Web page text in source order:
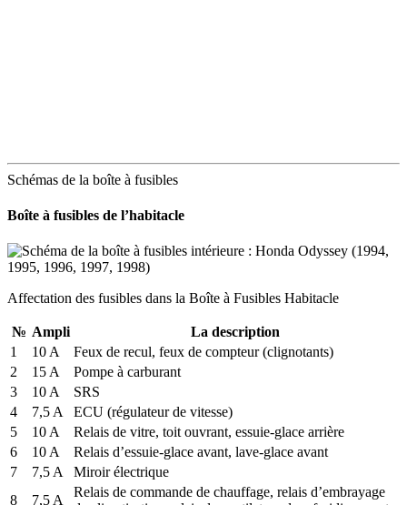
Schémas de la boîte à fusibles
Boîte à fusibles de l’habitacle
Affectation des fusibles dans la Boîte à Fusibles Habitacle
№ Ampli
La description
1
10 A
Feux de recul, feux de compteur (clignotants)
2
15 A
Pompe à carburant
3
10 A
SRS
4
7,5 A
ECU (régulateur de vitesse)
5
10 A
Relais de vitre, toit ouvrant, essuie-glace arrière
6
10 A
Relais d’essuie-glace avant, lave-glace avant
7
7,5 A
Miroir électrique
8
7,5 A
Relais de commande de chauffage, relais d’embrayage